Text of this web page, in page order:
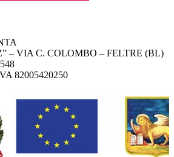
– VIA C. COLOMBO – FELTRE (BL)
82005420250